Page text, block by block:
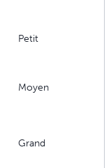
Petit
Moyen
Grand